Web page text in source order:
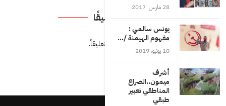
اترك تعليقًا
يجب أنت تكون مسجل الدخول لتضيف تعليقاً.
28 مارس، 2017
يونس سالمي :
مفهوم الهيمنة /...
10 يونيو، 2019
أشرف
ميمون..الصراع
المناطقي تعبير
طبقي